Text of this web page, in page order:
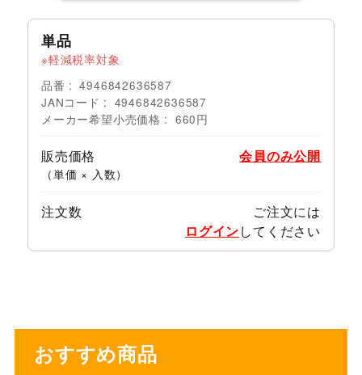
単品
軽減税率対象
品番
4946842636587
JANコード
4946842636587
メーカー希望小売価格
660円
販売価格
（単価 × 入数）
会員のみ公開
注文数
ご注文には
ログインしてください
おすすめ商品